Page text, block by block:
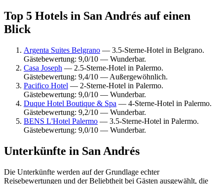
Top 5 Hotels in San Andrés auf einen
Blick
Argenta Suites Belgrano — 3.5-Sterne-Hotel in Belgrano.
Gästebewertung: 9,0/10 — Wunderbar.
Casa Joseph — 2.5-Sterne-Hotel in Palermo.
Gästebewertung: 9,4/10 — Außergewöhnlich.
Pacifico Hotel — 2-Sterne-Hotel in Palermo.
Gästebewertung: 9,0/10 — Wunderbar.
Duque Hotel Boutique & Spa — 4-Sterne-Hotel in Palermo.
Gästebewertung: 9,2/10 — Wunderbar.
BENS L'Hotel Palermo — 3.5-Sterne-Hotel in Palermo.
Gästebewertung: 9,0/10 — Wunderbar.
Unterkünfte in San Andrés
Die Unterkünfte werden auf der Grundlage echter
Reisebewertungen und der Beliebtheit bei Gästen ausgewählt, die